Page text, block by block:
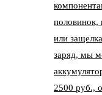
половинок,
или
заряд, мы
2500 руб.,